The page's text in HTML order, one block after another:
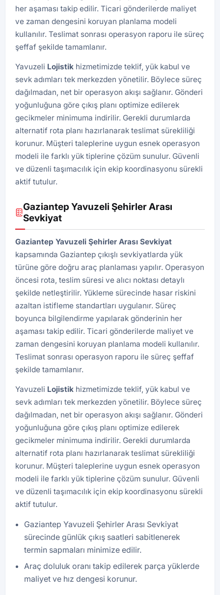
her aşaması takip edilir. Ticari gönderilerde maliyet
ve zaman dengesini koruyan planlama modeli
kullanılır. Teslimat sonrası operasyon raporu ile süreç
şeffaf şekilde tamamlanır.
Yavuzeli Lojistik hizmetimizde teklif, yük kabul ve
sevk adımları tek merkezden yönetilir. Böylece süreç
dağılmadan, net bir operasyon akışı sağlanır. Gönderi
yoğunluğuna göre çıkış planı optimize edilerek
gecikmeler minimuma indirilir. Gerekli durumlarda
alternatif rota planı hazırlanarak teslimat sürekliliği
korunur. Müşteri taleplerine uygun esnek operasyon
modeli ile farklı yük tiplerine çözüm sunulur. Güvenli
ve düzenli taşımacılık için ekip koordinasyonu sürekli
aktif tutulur.
Gaziantep Yavuzeli Şehirler Arası
Sevkiyat
Gaziantep Yavuzeli Şehirler Arası Sevkiyat
kapsamında Gaziantep çıkışlı sevkiyatlarda yük
türüne göre doğru araç planlaması yapılır. Operasyon
öncesi rota, teslim süresi ve alıcı noktası detaylı
şekilde netleştirilir. Yükleme sürecinde hasar riskini
azaltan istifleme standartları uygulanır. Süreç
boyunca bilgilendirme yapılarak gönderinin her
aşaması takip edilir. Ticari gönderilerde maliyet ve
zaman dengesini koruyan planlama modeli kullanılır.
Teslimat sonrası operasyon raporu ile süreç şeffaf
şekilde tamamlanır.
Yavuzeli Lojistik hizmetimizde teklif, yük kabul ve
sevk adımları tek merkezden yönetilir. Böylece süreç
dağılmadan, net bir operasyon akışı sağlanır. Gönderi
yoğunluğuna göre çıkış planı optimize edilerek
gecikmeler minimuma indirilir. Gerekli durumlarda
alternatif rota planı hazırlanarak teslimat sürekliliği
korunur. Müşteri taleplerine uygun esnek operasyon
modeli ile farklı yük tiplerine çözüm sunulur. Güvenli
ve düzenli taşımacılık için ekip koordinasyonu sürekli
aktif tutulur.
Gaziantep Yavuzeli Şehirler Arası Sevkiyat
sürecinde günlük çıkış saatleri sabitlenerek
termin sapmaları minimize edilir.
Araç doluluk oranı takip edilerek parça yüklerde
maliyet ve hız dengesi korunur.